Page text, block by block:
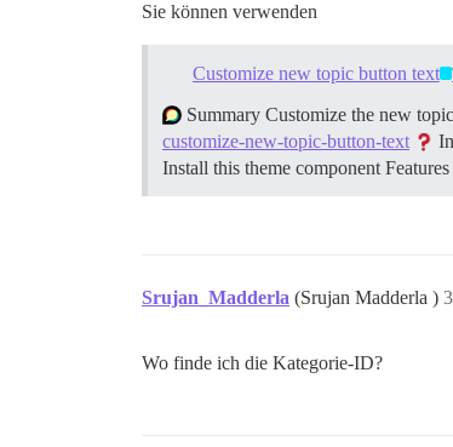
Sie können verwenden
Customize new topic button text
Summary Customize the new
customize-new-topic-button-text
Install this theme component
Srujan_Madderla (Srujan Madderla ) 3
Wo finde ich die Kategorie-ID?